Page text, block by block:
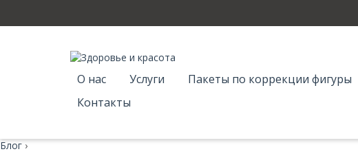
О нас Услуги Пакеты по коррекции фигуры
Контакты
Блог ›